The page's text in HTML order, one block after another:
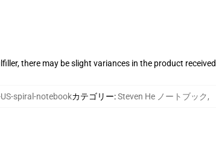
there may be slight variances in the product received
spiral-notebookカテゴリー:Steven He ノートブック,